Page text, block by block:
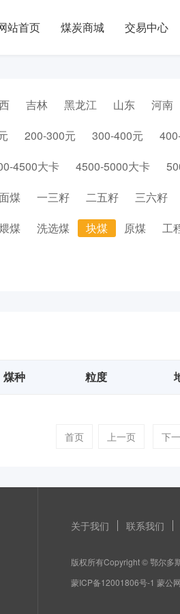
站首页 煤炭商城 交易中心
吉林 黑龙江 山东 河南
200-300元 300-400元
4500大卡 4500-5000大卡
煤 一三籽 二五籽 三六籽
煤 洗选煤 块煤 原煤 工
煤种 粒度
首页 上一页 下
关于我们 联系我们
版权所有Copyright © 鄂尔多
蒙ICP备12001806号-1 蒙公